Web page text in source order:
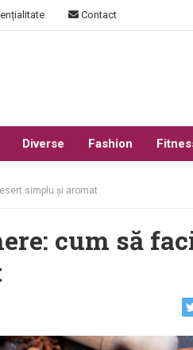
Contact
Diverse Fashion
simplu și aromat
cum să